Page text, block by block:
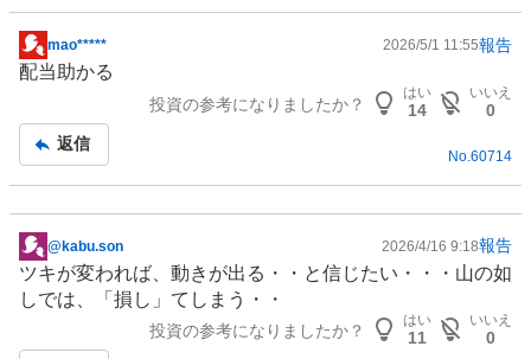
掲
示
事
mao***** 2026/5/1 11:55報告
配当助かる
投資の参考になりましたか？
はい
14
いいえ
0
返信
No. 60714
掲
示
板
@kabu.son 2026/4/16 9:18報告
ツキが変われば、動きが出る・・と信じたい・・・山の如
しでは、「損し」てしまう・・
投資の参考になりましたか？
はい
11
いいえ
0